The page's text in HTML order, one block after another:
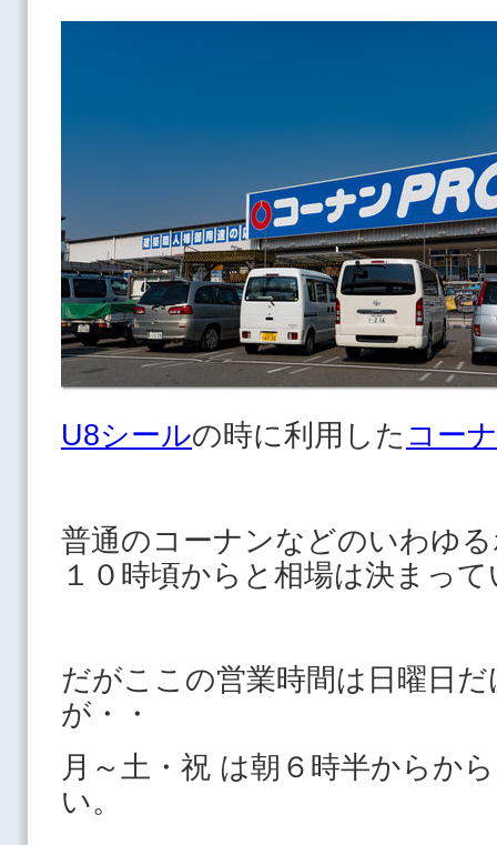
U8シールの時に利用した コー
普通のコーナンなどのいわゆ
１０時頃からと相場は決まっ
だがここの営業時間は日曜日
が・・
月～土・祝 は朝６時半からか
い。